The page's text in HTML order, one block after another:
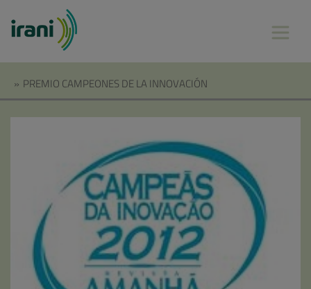
» PREMIO CAMPEONES DE LA INNOVACIÓN